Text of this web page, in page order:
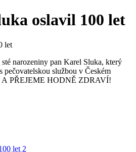
oslavil 100 let
let
narozeniny pan Karel Sluka, který
službou v Českém
PŘEJEME HODNĚ ZDRAVÍ!